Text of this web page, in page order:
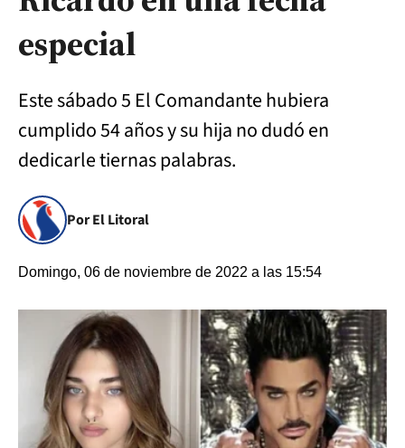
especial
Este sábado 5 El Comandante hubiera
cumplido 54 años y su hija no dudó en
dedicarle tiernas palabras.
Por El Litoral
Domingo, 06 de noviembre de 2022 a las 15:54